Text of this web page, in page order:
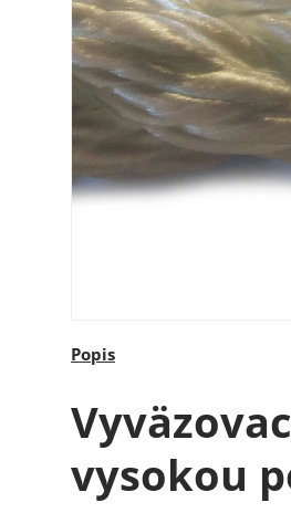
Popis
vysokou